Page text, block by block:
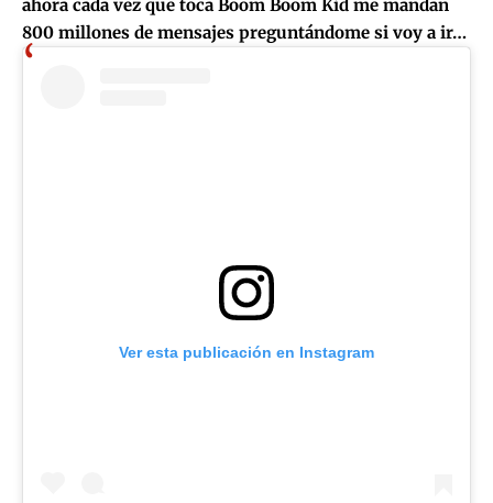
ahora cada vez que toca Boom Boom Kid me mandan
800 millones de mensajes preguntándome si voy a ir…
Ver esta publicación en Instagram